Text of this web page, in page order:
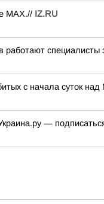
MAX.// IZ.RU
специалисты
с начала суток над
—